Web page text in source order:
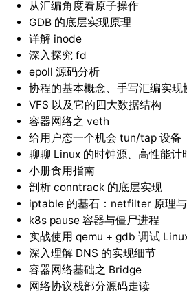
从汇编角度看原子操作
GDB 的底层实现原理
详解 inode
深入探究 fd
epoll 源码分析
协程的基本概念、手写汇编实现
VFS 以及它的四大数据结构
容器网络之 veth
给用户态一个机会 tun/tap 设备
聊聊 Linux 的时钟源、高性能计
小册食用指南
剖析 conntrack 的底层实现
iptable 的基石：netfilter 原理
k8s pause 容器与僵尸进程
实战使用 qemu + gdb 调试
深入理解 DNS 的实现细节
容器网络基础之 Bridge
网络协议栈部分源码走读